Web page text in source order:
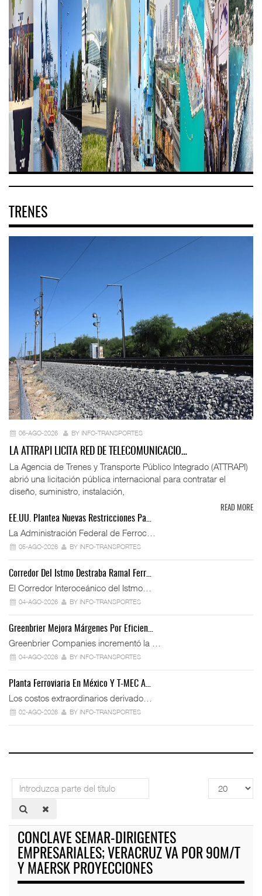
TRENES
06-AGO-2026 BY INFO-TRANSPORTES
LA ATTRAPI LICITA RED DE TELECOMUNICACIO…
La Agencia de Trenes y Transporte Público Integrado (ATTRAPI)
abrió una licitación pública internacional para contratar el
diseño, suministro, instalación,
READ MORE
EE.UU. Plantea Nuevas Restricciones Pa…
La Administración Federal de Ferroc…
05-AGO-2026 BY INFO-TRANSPORTES
Corredor Del Istmo Destraba Ramal Ferr…
El Corredor Interoceánico del Istmo…
04-AGO-2026 BY INFO-TRANSPORTES
Greenbrier Mejora Márgenes Por Eficien…
Greenbrier Companies incrementó la …
04-AGO-2026 BY INFO-TRANSPORTES
Planta Ferroviaria En México Y T-MEC A…
Los costos extraordinarios derivado…
02-AGO-2026 BY INFO-TRANSPORTES
Introduzca
parte
del
Cantidad
a
CONCLAVE SEMAR-DIRIGENTES
EMPRESARIALES; VERACRUZ VA POR 90M/T
Y MAERSK PROYECCIONES